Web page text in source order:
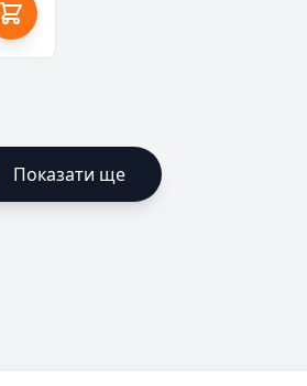
Показати ще